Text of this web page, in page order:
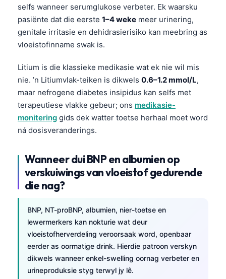
selfs wanneer serumglukose verbeter. Ek waarsku
pasiënte dat die eerste 1–4 weke meer urinering,
genitale irritasie en dehidrasierisiko kan meebring as
vloeistofinname swak is.
Litium is die klassieke medikasie wat ek nie wil mis
nie. ’n Litiumvlak-teiken is dikwels 0.6–1.2 mmol/L,
maar nefrogene diabetes insipidus kan selfs met
terapeutiese vlakke gebeur; ons medikasie-
monitering gids dek watter toetse herhaal moet word
ná dosisveranderings.
Wanneer dui BNP en albumien op
verskuiwings van vloeistof gedurende
die nag?
BNP, NT-proBNP, albumien, nier-toetse en
lewermerkers kan nokturie wat deur
vloeistofherverdeling veroorsaak word, openbaar
eerder as oormatige drink. Hierdie patroon verskyn
dikwels wanneer enkel-swelling oornag verbeter en
urineproduksie styg terwyl jy lê.
हिन्दी
Bahasa Indonesia
Íslenska
Српски језик
Svenska
Bosanski
Azərbaycan dili
日本語
Čeština
ქართული
Русский
Polski
한국어
Slovenščina